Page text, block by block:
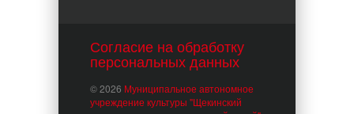
Согласие на обработку
персональных данных
© 2026 Муниципальное автономное
учреждение культуры "Щекинский